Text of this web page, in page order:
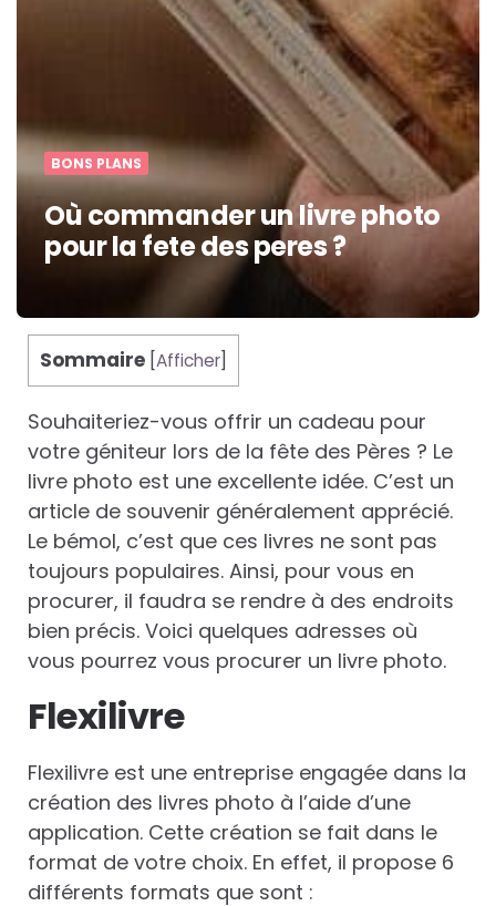
BONS PLANS
Où commander un livre photo
pour la fete des peres ?
Sommaire [Afficher]
Souhaiteriez-vous offrir un cadeau pour
votre géniteur lors de la fête des Pères ? Le
livre photo est une excellente idée. C’est un
article de souvenir généralement apprécié.
Le bémol, c’est que ces livres ne sont pas
toujours populaires. Ainsi, pour vous en
procurer, il faudra se rendre à des endroits
bien précis. Voici quelques adresses où
vous pourrez vous procurer un livre photo.
Flexilivre
Flexilivre est une entreprise engagée dans la
création des livres photo à l’aide d’une
application. Cette création se fait dans le
format de votre choix. En effet, il propose 6
différents formats que sont :